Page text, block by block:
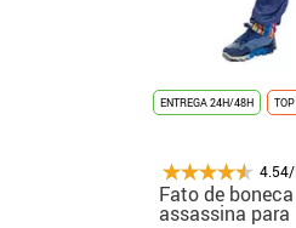
ENTREGA 24H/48H
Fato de boneca
assassina para